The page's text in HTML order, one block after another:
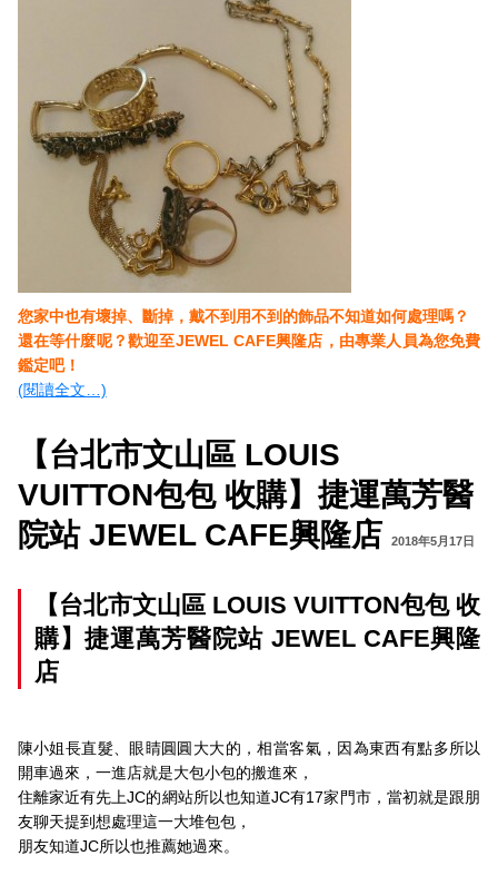
您家中也有壞掉、斷掉，戴不到用不到的飾品不知道如何處理嗎？
還在等什麼呢？歡迎至JEWEL CAFE興隆店，由專業人員為您免費
鑑定吧！
(閱讀全文…)
【台北市文山區 LOUIS
VUITTON包包 收購】捷運萬芳醫
院站 JEWEL CAFE興隆店
2018年5月17日
【台北市文山區 LOUIS VUITTON包包 收
購】捷運萬芳醫院站 JEWEL CAFE興隆
店
陳小姐長直髮、眼睛圓圓大大的，相當客氣，因為東西有點多所以
開車過來，一進店就是大包小包的搬進來，
住離家近有先上JC的網站所以也知道JC有17家門市，當初就是跟朋
友聊天提到想處理這一大堆包包，
朋友知道JC所以也推薦她過來。